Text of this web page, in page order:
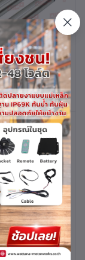
ใส่ตะกร้า
งโฟล์คลิฟท์
PIN
รุ่น
รหัสสินค้า
F0064
ใส่ตะกร้า
งโฟล์คลิฟท์
PIN
รุ่น